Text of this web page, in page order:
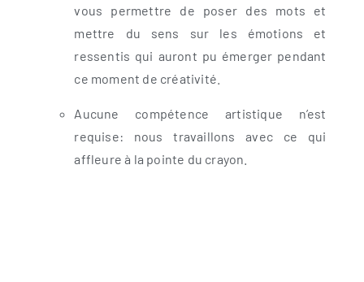
vous permettre de poser des mots et
mettre du sens sur les émotions et
ressentis qui auront pu émerger pendant
ce moment de créativité.
Aucune compétence artistique n’est
requise: nous travaillons avec ce qui
affleure à la pointe du crayon.